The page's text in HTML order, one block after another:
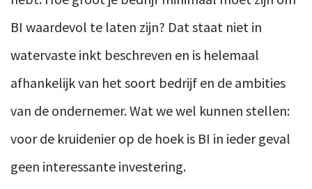
BI waardevol te laten zijn? Dat staat niet in
watervaste inkt beschreven en is helemaal
afhankelijk van het soort bedrijf en de ambities
van de ondernemer. Wat we wel kunnen stellen:
voor de kruidenier op de hoek is BI in ieder geval
geen interessante investering.